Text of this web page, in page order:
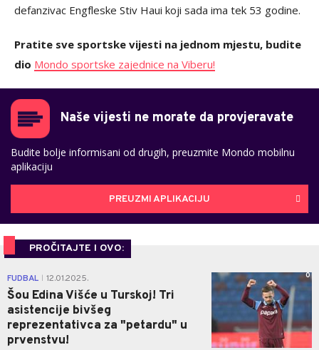
defanzivac Engfleske Stiv Haui koji sada ima tek 53 godine.
Pratite sve sportske vijesti na jednom mjestu, budite
dio Mondo sportske zajednice na Viberu!
Naše vijesti ne morate da provjeravate
Budite bolje informisani od drugih, preuzmite Mondo mobilnu
aplikaciju
PREUZMI APLIKACIJU
PROČITAJTE I OVO:
FUDBAL 12.01.2025.
Šou Edina Višće u Turskoj! Tri
asistencije bivšeg
reprezentativca za "petardu" u
prvenstvu!
0